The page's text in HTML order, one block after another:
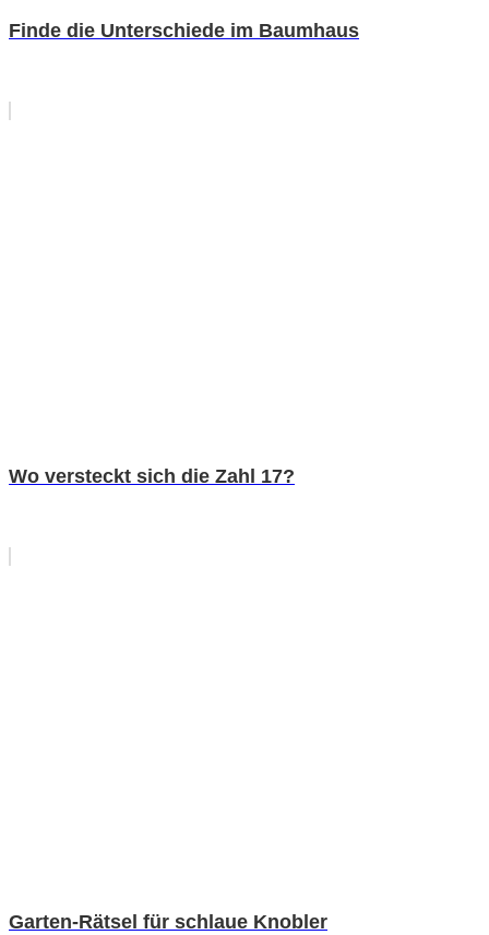
Finde die Unterschiede im Baumhaus
Wo versteckt sich die Zahl 17?
Garten-Rätsel für schlaue Knobler